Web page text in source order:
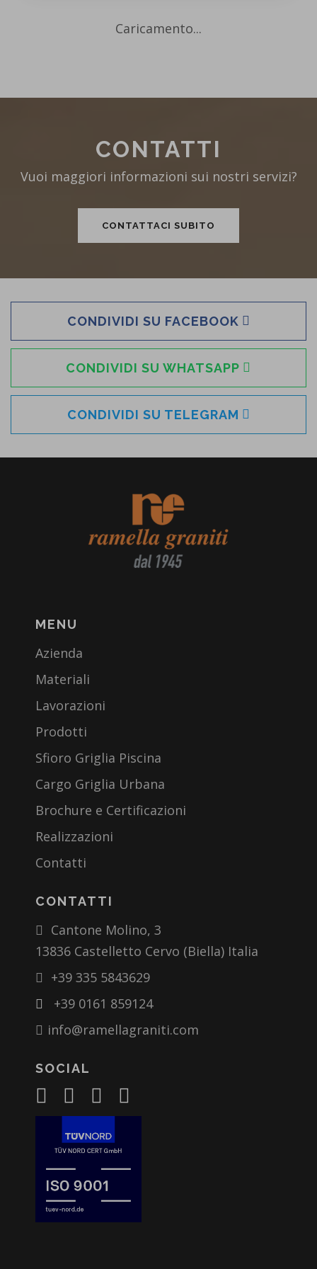
Caricamento...
CONTATTI
Vuoi maggiori informazioni sui nostri servizi?
CONTATTACI SUBITO
CONDIVIDI SU FACEBOOK
CONDIVIDI SU WHATSAPP
CONDIVIDI SU TELEGRAM
MENU
Azienda
Materiali
Lavorazioni
Prodotti
Sfioro Griglia Piscina
Cargo Griglia Urbana
Brochure e Certificazioni
Realizzazioni
Contatti
CONTATTI
Cantone Molino, 3
13836 Castelletto Cervo (Biella) Italia
+39 335 5843629
+39 0161 859124
info@ramellagraniti.com
SOCIAL